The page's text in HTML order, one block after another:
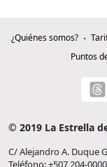
¿Quiénes somos?
Puntos
© 2019 La Estrella
C/ Alejandro A. Duque
Teléfono: +507 204-0000